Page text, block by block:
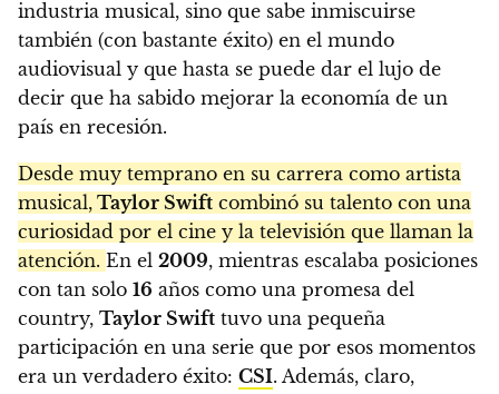
industria musical, sino que sabe inmiscuirse
también (con bastante éxito) en el mundo
audiovisual y que hasta se puede dar el lujo de
decir que ha sabido mejorar la economía de un
país en recesión.
Desde muy temprano en su carrera como artista
musical, Taylor Swift combinó su talento con una
curiosidad por el cine y la televisión que llaman la
atención. En el 2009, mientras escalaba posiciones
con tan solo 16 años como una promesa del
country, Taylor Swift tuvo una pequeña
participación en una serie que por esos momentos
era un verdadero éxito: CSI. Además, claro,